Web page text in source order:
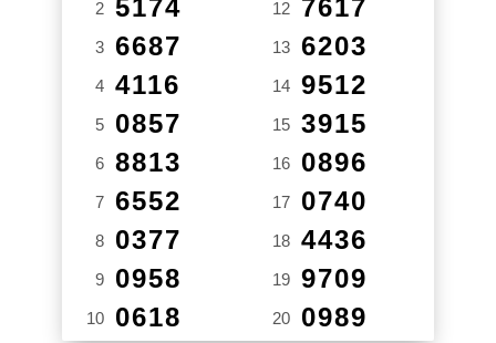
2 5174
3 6687
4 4116
5 0857
6 8813
7 6552
8 0377
9 0958
10 0618
12 7617
13 6203
14 9512
15 3915
16 0896
17 0740
18 4436
19 9709
20 0989